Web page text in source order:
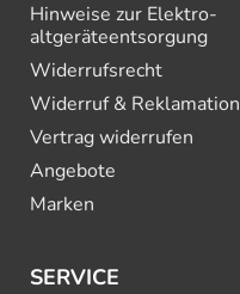
Hinweise zur Elektro­
altgeräte­entsorgung
Widerrufsrecht
Widerruf & Reklamation
Vertrag widerrufen
Angebote
Marken
SERVICE